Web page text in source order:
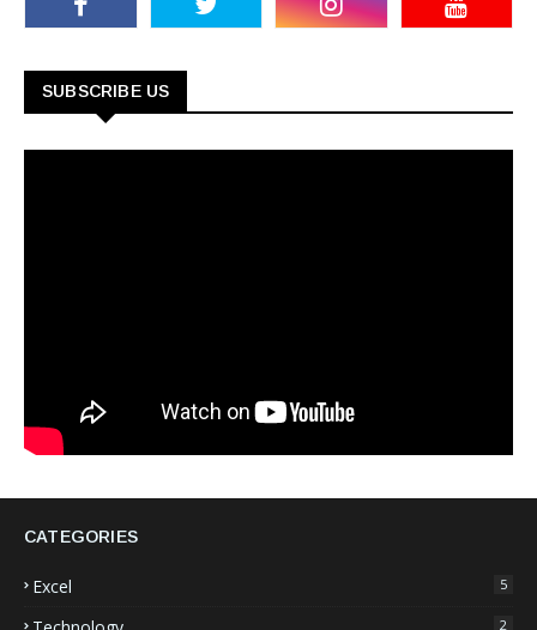
SUBSCRIBE US
CATEGORIES
Excel 5
2